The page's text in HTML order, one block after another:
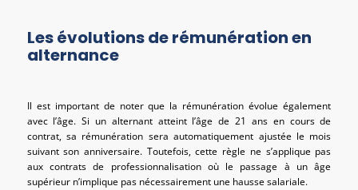
Les évolutions de rémunération en
alternance
Il est important de noter que la rémunération évolue également
avec l’âge. Si un alternant atteint l’âge de 21 ans en cours de
contrat, sa rémunération sera automatiquement ajustée le mois
suivant son anniversaire. Toutefois, cette règle ne s’applique pas
aux contrats de professionnalisation où le passage à un âge
supérieur n’implique pas nécessairement une hausse salariale.